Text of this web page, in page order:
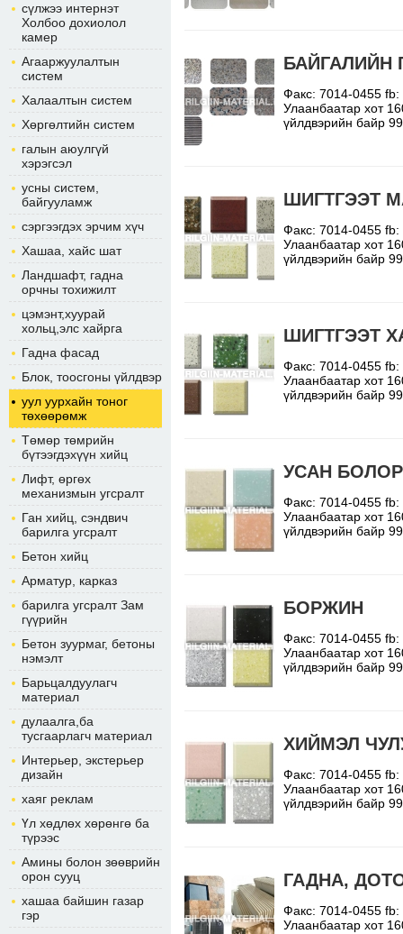
сүлжээ интернэт
Холбоо дохиолол
камер
Агааржуулалтын
систем
Халаалтын систем
Хөргөлтийн систем
галын аюулгүй
хэрэгсэл
усны систем,
байгууламж
сэргээгдэх эрчим хүч
Хашаа, хайс шат
Ландшафт, гадна
орчны тохижилт
цэмэнт,хуурай
хольц,элс хайрга
Гадна фасад
Блок, тоосгоны үйлдвэр
уул уурхайн тоног
төхөөрөмж
Төмөр төмрийн
бүтээгдэхүүн хийц
Лифт, өргөх
механизмын угсралт
Ган хийц, сэндвич
барилга угсралт
Бетон хийц
Арматур, карказ
барилга угсралт Зам
гүүрийн
Бетон зуурмаг, бетоны
нэмэлт
Барьцалдуулагч
материал
дулаалга,ба
тусгаарлагч материал
Интерьер, экстерьер
дизайн
хаяг реклам
Үл хөдлөх хөрөнгө ба
түрээс
Амины болон зөөврийн
орон сууц
хашаа байшин газар
гэр
БАЙГАЛИЙН
Факс: 7014-0455
Улаанбаатар хот
үйлдвэрийн байр
ШИГТГЭЭТ
Факс: 7014-0455
Улаанбаатар хот
үйлдвэрийн байр
ШИГТГЭЭТ
Факс: 7014-0455
Улаанбаатар хот
үйлдвэрийн байр
УСАН БОЛОР
Факс: 7014-0455
Улаанбаатар хот
үйлдвэрийн байр
БОРЖИН
Факс: 7014-0455
Улаанбаатар хот
үйлдвэрийн байр
ХИЙМЭЛ
Факс: 7014-0455
Улаанбаатар хот
үйлдвэрийн байр
ГАДНА,
Факс: 7014-0455
Улаанбаатар хот